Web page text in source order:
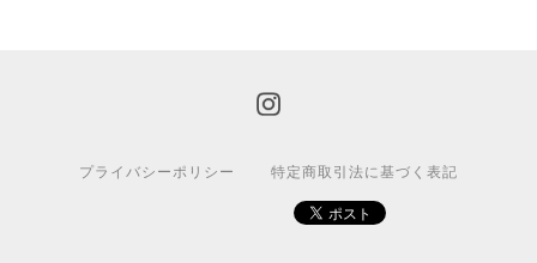
プライバシーポリシー 特定商取引法に基づく表記